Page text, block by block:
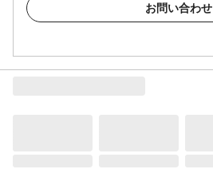
お問い合わせ